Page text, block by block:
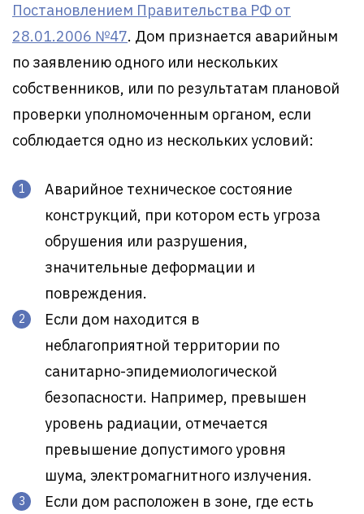
Постановлением Правительства РФ от
28.01.2006 №47. Дом признается аварийным
по заявлению одного или нескольких
собственников, или по результатам плановой
проверки уполномоченным органом, если
соблюдается одно из нескольких условий:
Аварийное техническое состояние
конструкций, при котором есть угроза
обрушения или разрушения,
значительные деформации и
повреждения.
Если дом находится в
неблагоприятной территории по
санитарно-эпидемиологической
безопасности. Например, превышен
уровень радиации, отмечается
превышение допустимого уровня
шума, электромагнитного излучения.
Если дом расположен в зоне, где есть